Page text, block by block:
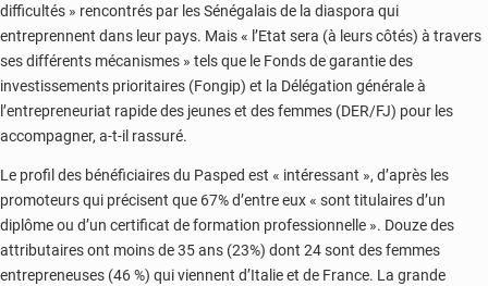
difficultés » rencontrés par les Sénégalais de la diaspora qui
entreprennent dans leur pays. Mais « l’Etat sera (à leurs côtés) à travers
ses différents mécanismes » tels que le Fonds de garantie des
investissements prioritaires (Fongip) et la Délégation générale à
l’entrepreneuriat rapide des jeunes et des femmes (DER/FJ) pour les
accompagner, a-t-il rassuré.
Le profil des bénéficiaires du Pasped est « intéressant », d’après les
promoteurs qui précisent que 67% d’entre eux « sont titulaires d’un
diplôme ou d’un certificat de formation professionnelle ». Douze des
attributaires ont moins de 35 ans (23%) dont 24 sont des femmes
entrepreneuses (46 %) qui viennent d’Italie et de France. La grande